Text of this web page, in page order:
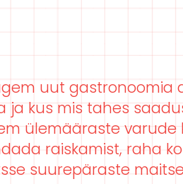
uut gastronoomia
ja kus mis tahes
ülemääraste varude
raiskamist, raha
suurepäraste